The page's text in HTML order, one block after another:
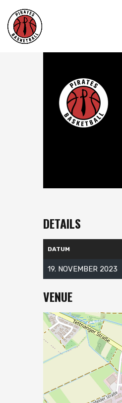
DETAILS
DATUM
19. NOVEMBER 2023
VENUE